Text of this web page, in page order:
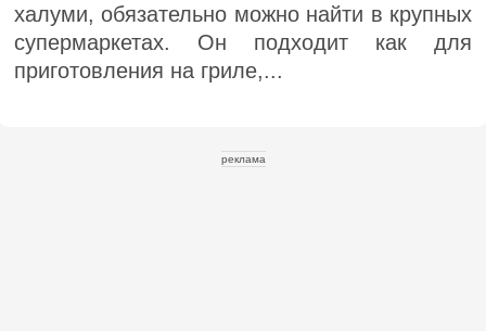
халуми, обязательно можно найти в крупных
супермаркетах. Он подходит как для
приготовления на гриле,...
реклама